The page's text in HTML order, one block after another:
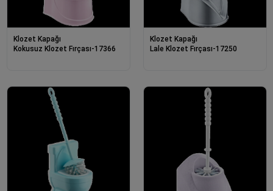
Klozet Kapağı
Kokusuz Klozet Fırçası-17366
Klozet Kapağı
Lale Klozet Fırçası-17250